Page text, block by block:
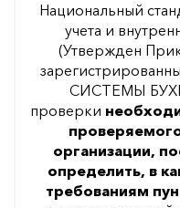
Национальный
учета и
(Утвержден
СИСТЕМЫ
проверки
организации,
определить, в
требованиям